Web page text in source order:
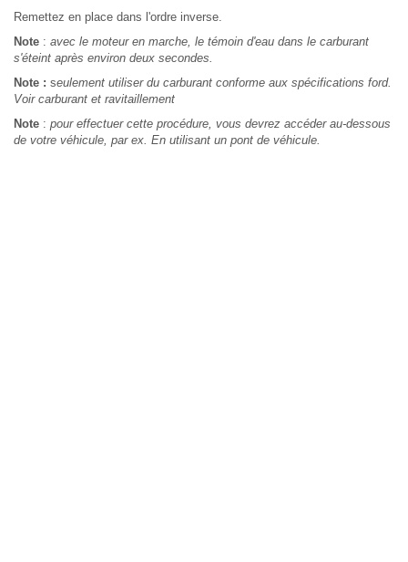
Remettez en place dans l'ordre inverse.
Note : avec le moteur en marche, le témoin d'eau dans le carburant
s'éteint après environ deux secondes.
Note : seulement utiliser du carburant conforme aux spécifications ford.
Voir carburant et ravitaillement
Note : pour effectuer cette procédure, vous devrez accéder au-dessous
de votre véhicule, par ex. En utilisant un pont de véhicule.